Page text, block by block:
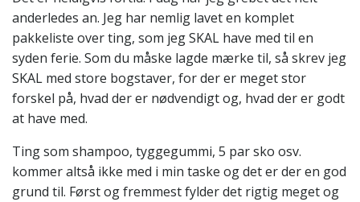
anderledes an. Jeg har nemlig lavet en komplet
pakkeliste over ting, som jeg SKAL have med til en
syden ferie. Som du måske lagde mærke til, så skrev jeg
SKAL med store bogstaver, for der er meget stor
forskel på, hvad der er nødvendigt og, hvad der er godt
at have med.
Ting som shampoo, tyggegummi, 5 par sko osv.
kommer altså ikke med i min taske og det er der en god
grund til. Først og fremmest fylder det rigtig meget og